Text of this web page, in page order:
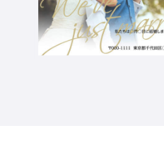
ご利用ガイド
年賀家族について